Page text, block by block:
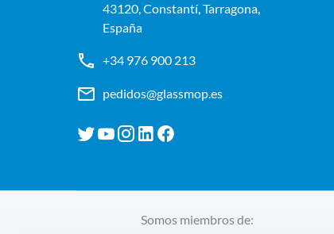
43120, Constantí, Tarragona,
España
+34 976 900 213
pedidos@glassmop.es
Somos miembros de: